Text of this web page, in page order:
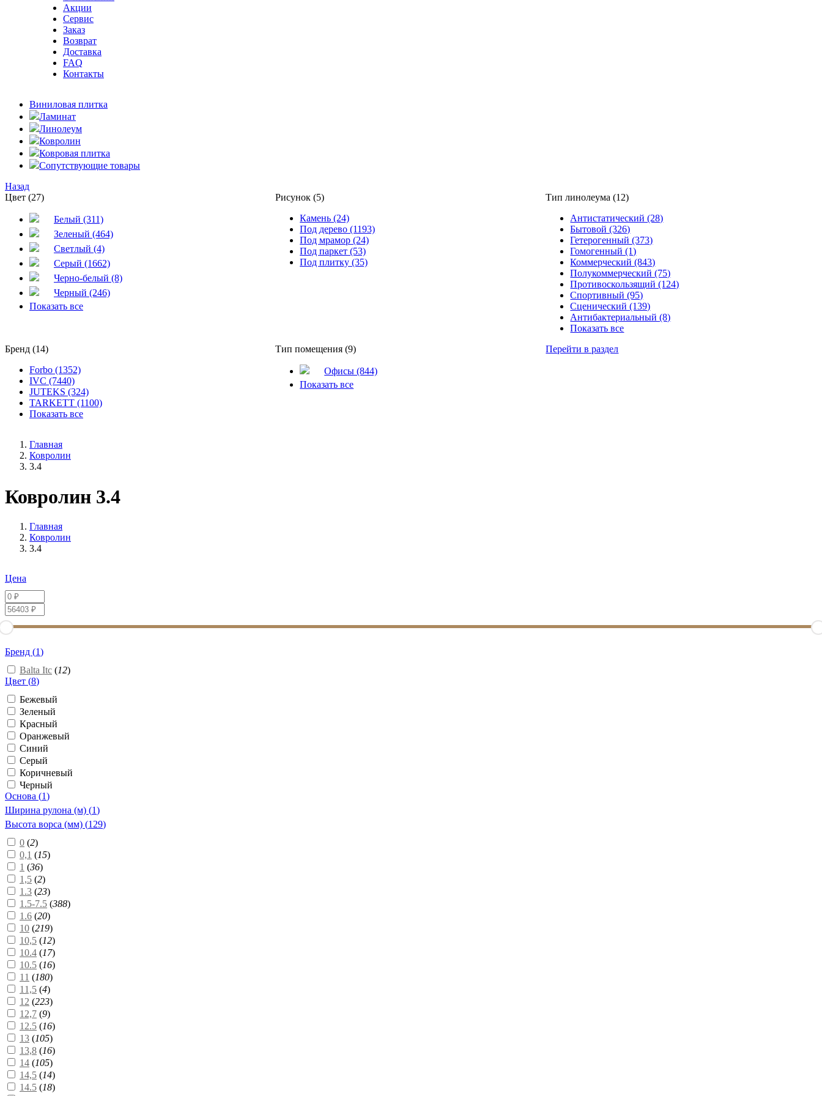
Акции
Сервис
Заказ
Возврат
Доставка
FAQ
Контакты
Виниловая плитка
Ламинат
Линолеум
Ковролин
Ковровая плитка
Сопутствующие товары
Назад
Цвет (27)
Белый (311)
Зеленый (464)
Светлый (4)
Серый (1662)
Черно-белый (8)
Черный (246)
Показать все
Рисунок (5)
Камень (24)
Под дерево (1193)
Под мрамор (24)
Под паркет (53)
Под плитку (35)
Тип линолеума (12)
Антистатический (28)
Бытовой (326)
Гетерогенный (373)
Гомогенный (1)
Коммерческий (843)
Полукоммерческий (75)
Противоскользящий (124)
Спортивный (95)
Сценический (139)
Антибактериальный (8)
Показать все
Бренд (14)
Forbo (1352)
IVC (7440)
JUTEKS (324)
TARKETT (1100)
Показать все
Тип помещения (9)
Офисы (844)
Показать все
Перейти в раздел
Главная
Ковролин
3.4
Ковролин 3.4
Главная
Ковролин
3.4
Цена
Бренд (1)
Balta Itc (12)
Цвет (8)
Бежевый
Зеленый
Красный
Оранжевый
Синий
Серый
Коричневый
Черный
Основа (1)
Ширина рулона (м) (1)
Высота ворса (мм) (129)
0 (2)
0,1 (15)
1 (36)
1,5 (2)
1.3 (23)
1.5-7.5 (388)
1.6 (20)
10 (219)
10,5 (12)
10.4 (17)
10.5 (16)
11 (180)
11,5 (4)
12 (223)
12,7 (9)
12.5 (16)
13 (105)
13,8 (16)
14 (105)
14,5 (14)
14.5 (18)